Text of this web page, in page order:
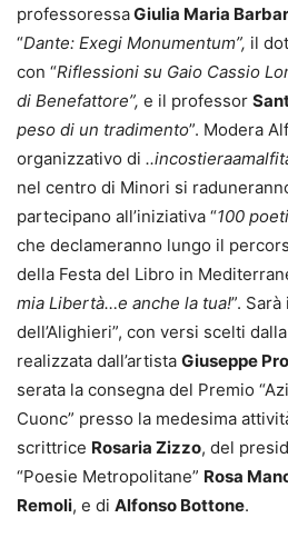
professoressaGiulia Maria
“Dante: Exegi Monumentum”, il
con “Riflessioni su Gaio Cassio
di Benefattore”, e il professor
peso di un tradimento”. Modera
organizzativo di
nel centro di Minori si
partecipano all’iniziativa “100
che declameranno lungo il
della Festa del Libro in
mia Libertà…e anche la tua!”.
dell’Alighieri”, con versi scelti
realizzata dall’artista Giuseppe
serata la consegna del Premio
Cuonc” presso la medesima
scrittrice Rosaria Zizzo, del
“Poesie Metropolitane” Rosa
Remoli, e di Alfonso Bottone.